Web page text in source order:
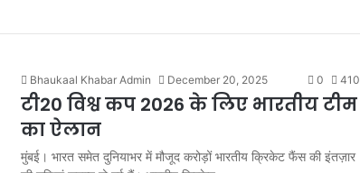
Bhaukaal Khabar Admin December 20, 2025 0 410
टी20 विश्व कप 2026 के लिए भारतीय टीम
का ऐलान
मुंबई। भारत समेत दुनियाभर में मौजूद करोड़ों भारतीय क्रिकेट फैंस की इंतज़ार